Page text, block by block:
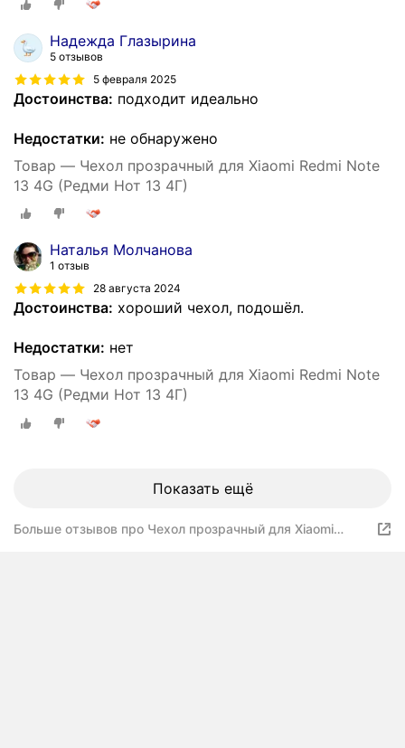
Надежда Глазырина
5 отзывов
5 февраля 2025
Достоинства: подходит идеально
Недостатки: не обнаружено
Товар — Чехол прозрачный для Xiaomi Redmi Note
13 4G (Редми Нот 13 4Г)
Наталья Молчанова
1 отзыв
28 августа 2024
Достоинства: хороший чехол, подошёл.
Недостатки: нет
Товар — Чехол прозрачный для Xiaomi Redmi Note
13 4G (Редми Нот 13 4Г)
Показать ещё
Больше отзывов про Чехол прозрачный для Xiaomi